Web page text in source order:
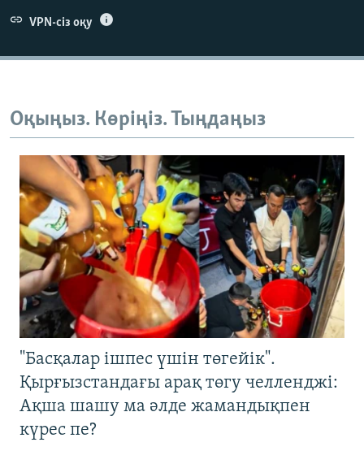
VPN-сіз оқу
Оқыңыз. Көріңіз. Тыңдаңыз
"Басқалар ішпес үшін төгейік".
Қырғызстандағы арақ төгу челленджі:
Ақша шашу ма әлде жамандықпен
күрес пе?